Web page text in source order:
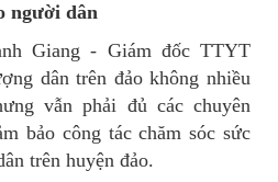
người dân
Giang - Giám đốc TTYT
dân trên đảo không nhiều
vẫn phải đủ các chuyên
bảo công tác chăm sóc sức
trên huyện đảo.